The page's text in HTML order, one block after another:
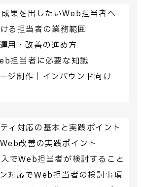
果を出したいWeb担当者へ
る担当者の業務範囲
用・改善の進め方
担当者に必要な知識
ジ制作｜インバウンド向け
ィ対応の基本と実践ポイント
改善の実践ポイント
でWeb担当者が検討すること
対応でWeb担当者の検討事項